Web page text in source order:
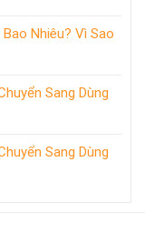
Nhiêu? Vì Sao
Sang Dùng
Sang Dùng